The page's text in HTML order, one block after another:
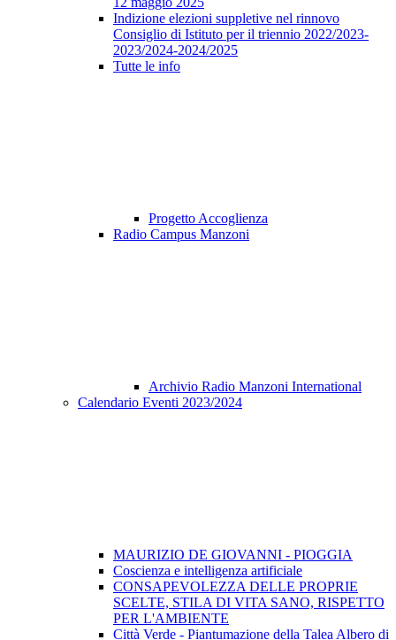
Indizione elezioni suppletive nel rinnovo
Consiglio di Istituto per il triennio 2022/2023-
2023/2024-2024/2025
Tutte le info
Progetto Accoglienza
Radio Campus Manzoni
Archivio Radio Manzoni International
Calendario Eventi 2023/2024
MAURIZIO DE GIOVANNI - PIOGGIA
Coscienza e intelligenza artificiale
CONSAPEVOLEZZA DELLE PROPRIE
SCELTE, STILA DI VITA SANO, RISPETTO
PER L'AMBIENTE
Città Verde - Piantumazione della Talea Albero di